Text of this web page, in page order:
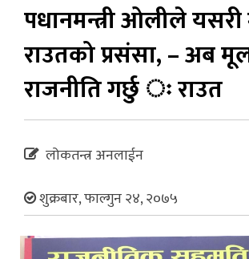
पधानमन्त्री ओलीले
राउतको प्रसंसा, – अब
राजनीति गर्छु ः राउत
लोकतन्त्र अनलाईन
शुक्रबार, फाल्गुन २४, २०७५